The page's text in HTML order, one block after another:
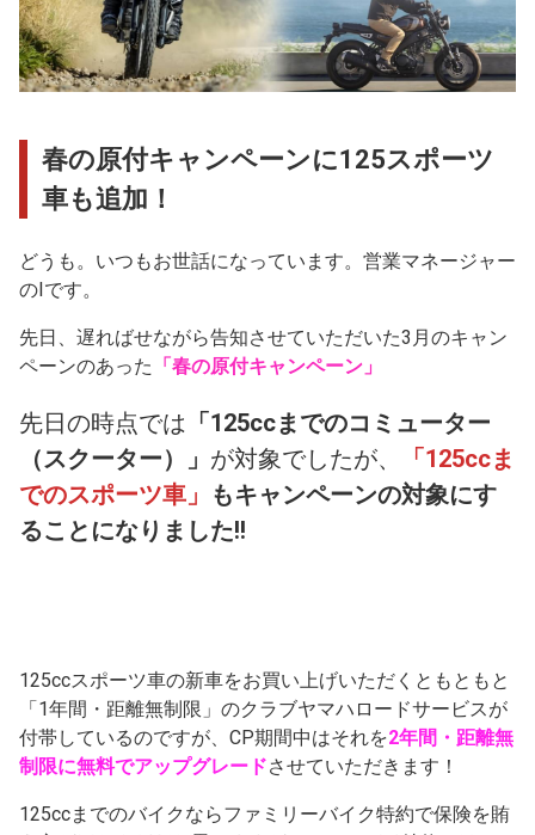
春の原付キャンペーンに125スポーツ
車も追加！
どうも。いつもお世話になっています。営業マネージャー
のIです。
先日、遅ればせながら告知させていただいた3月のキャン
ペーンのあった 「春の原付キャンペーン」
先日の時点では 「125ccまでのコミューター
（スクーター）」 が対象でしたが、
「125ccま
でのスポーツ車」 もキャンペーンの対象にす
ることになりました!!
125ccスポーツ車の新車をお買い上げいただくともともと
「1年間・距離無制限」のクラブヤマハロードサービスが
付帯しているのですが、CP期間中はそれを2年間・距離無
制限に無料でアップグレードさせていただきます！
125ccまでのバイクならファミリーバイク特約で保険を賄